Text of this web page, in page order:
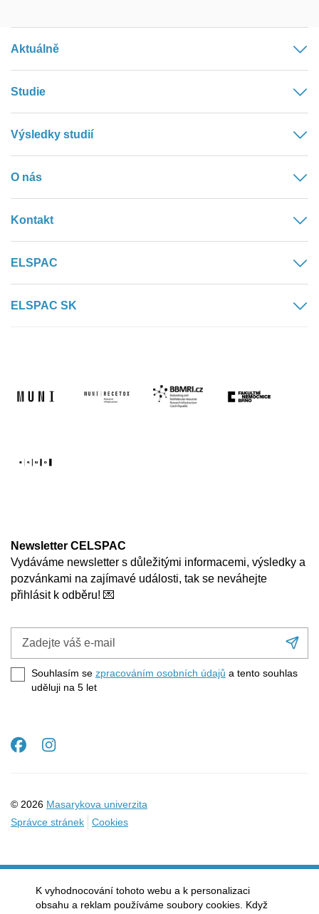
Aktuálně
Studie
Výsledky studií
O nás
Kontakt
ELSPAC
ELSPAC SK
Newsletter CELSPAC
Vydáváme newsletter s důležitými informacemi, výsledky a
pozvánkami na zajímavé události, tak se neváhejte
přihlásit k odběru! 💌
e-
mail
Souhlasím se zpracováním osobních údajů a tento souhlas
uděluji na 5 let
© 2026 Masarykova univerzita
Správce stránek
Cookies
Facebook
Instagram
K vyhodnocování tohoto webu a k personalizaci
obsahu a reklam používáme soubory cookies. Když